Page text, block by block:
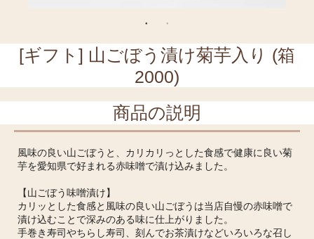
[ギフト] 山ごぼう漬け菊芋入り (箱
2000)
商品の説明
風味の良い山ごぼうと、カリカリっとした食感で健康に良い菊
芋を愛知県で好まれる赤味噌で漬け込みました。
【山ごぼう味噌漬け】
カリッとした食感と風味の良い山ごぼうは当店自慢の赤味噌で
漬け込むことで深みのある味に仕上がりました。
手巻き寿司やちらし寿司、刻んでお茶漬けなどいろいろな召し